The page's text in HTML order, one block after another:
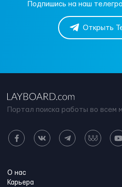
Подпишись на наш
Открыть
Портал поиска работы во всем
О нас
Карьера